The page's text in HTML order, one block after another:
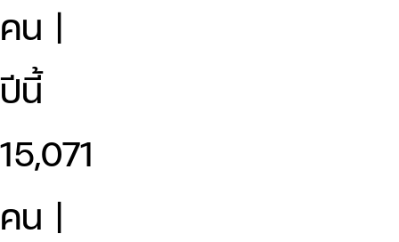
คน |
ปีนี้
15,071
คน |